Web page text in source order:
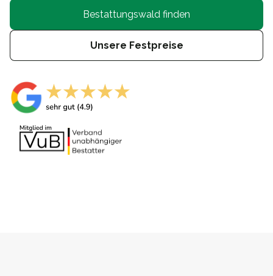
Bestattungswald finden
Unsere Festpreise